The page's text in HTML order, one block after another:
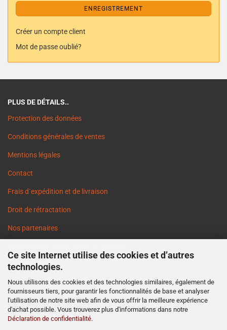
Ce site Internet utilise des cookies et d’autres
technologies.
Nous utilisons des cookies et des technologies similaires, également de
fournisseurs tiers, pour garantir les fonctionnalités de base et analyser
l'utilisation de notre site web afin de vous offrir la meilleure expérience
d'achat possible. Vous trouverez plus d'informations dans notre
Déclaration de confidentialité.
ENREGISTREMENT
Créer un compte client
Mot de passe oublié?
PLUS DE DÉTAILS..
Protection des données
Conditions générales de ventes
Mentions légales
Contact
Frais d`expédition et de livraison
Droit de rétractation
Nos partenaires
Cookie Einstellungen